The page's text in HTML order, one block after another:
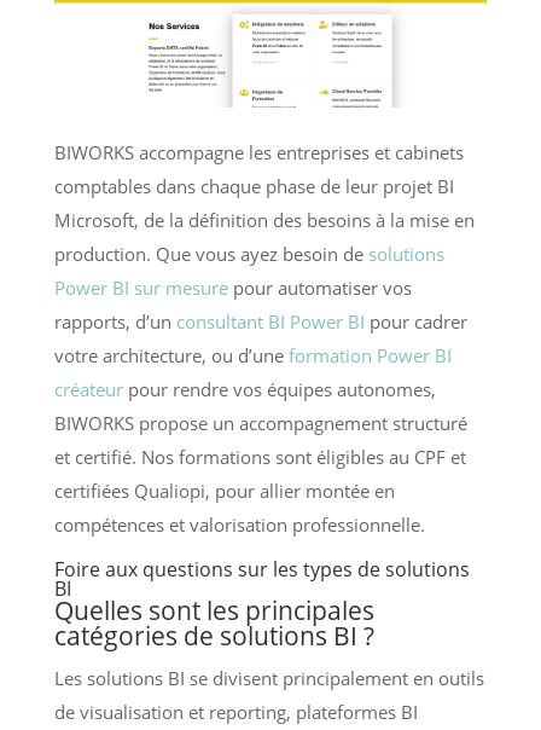
BIWORKS accompagne les entreprises et cabinets
comptables dans chaque phase de leur projet BI
Microsoft, de la définition des besoins à la mise en
production. Que vous ayez besoin de solutions
Power BI sur mesurepour automatiser vos
rapports, d’un consultant BI Power BI pour cadrer
votre architecture, ou d’une formation Power BI
créateurpour rendre vos équipes autonomes,
BIWORKS propose un accompagnement structuré
et certifié. Nos formations sont éligibles au CPF et
certifiées Qualiopi, pour allier montée en
compétences et valorisation professionnelle.
Foire aux questions sur les types de solutions
BI
Quelles sont les principales
catégories de solutions BI ?
Les solutions BI se divisent principalement en outils
de visualisation et reporting, plateformes BI